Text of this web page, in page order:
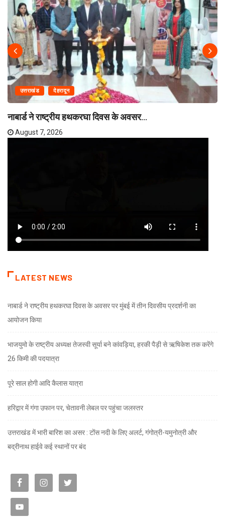
उत्तराखंड देहरादून
नाबार्ड ने राष्ट्रीय हथकरघा दिवस के अवसर...
August 7, 2026
LATEST NEWS
नाबार्ड ने राष्ट्रीय हथकरघा दिवस के अवसर पर मुंबई में तीन दिवसीय प्रदर्शनी का
आयोजन किया
भाजयुमो के राष्ट्रीय अध्यक्ष तेजस्वी सूर्या बने कांवड़िया, हरकी पैड़ी से ऋषिकेश तक करेंगे
26 किमी की पदयात्रा
पूरे साल होगी आदि कैलास यात्रा
हरिद्वार में गंगा उफान पर, चेतावनी लेबल पर पहुंचा जलस्तर
उत्तराखंड में भारी बारिश का असर : टोंस नदी के लिए अलर्ट, गंगोत्री-यमुनोत्री और
बद्रीनाथ हाईवे कई स्थानों पर बंद